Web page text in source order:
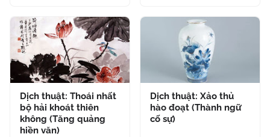
Dịch thuật: Thoái nhất
bộ hải khoát thiên
không (Tăng quảng
hiền văn)
Dịch thuật: Xảo thủ
hào đoạt (Thành ngữ
cố sự)